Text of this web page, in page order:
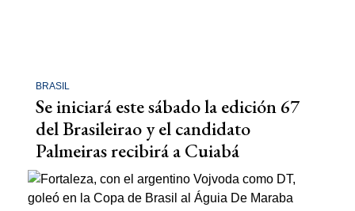
BRASIL
Se iniciará este sábado la edición 67
del Brasileirao y el candidato
Palmeiras recibirá a Cuiabá